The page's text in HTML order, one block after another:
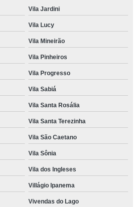
Vila Jardini
Vila Lucy
Vila Mineirão
Vila Pinheiros
Vila Progresso
Vila Sabiá
Vila Santa Rosália
Vila Santa Terezinha
Vila São Caetano
Vila Sônia
Vila dos Ingleses
Villágio Ipanema
Vivendas do Lago